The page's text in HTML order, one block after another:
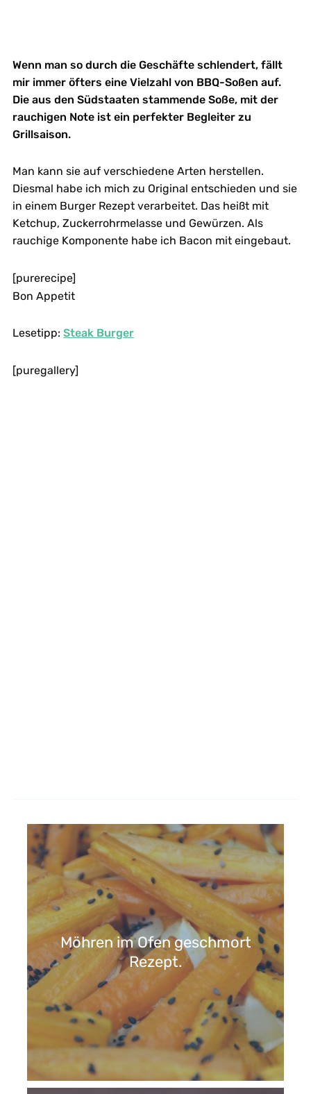
Wenn man so durch die Geschäfte schlendert, fällt
mir immer öfters eine Vielzahl von BBQ-Soßen auf.
Die aus den Südstaaten stammende Soße, mit der
rauchigen Note ist ein perfekter Begleiter zu
Grillsaison.
Man kann sie auf verschiedene Arten herstellen.
Diesmal habe ich mich zu Original entschieden und sie
in einem Burger Rezept verarbeitet. Das heißt mit
Ketchup, Zuckerrohrmelasse und Gewürzen. Als
rauchige Komponente habe ich Bacon mit eingebaut.
[purerecipe]
Bon Appetit
Lesetipp: Steak Burger
[puregallery]
Möhren im Ofen geschmort
Rezept.